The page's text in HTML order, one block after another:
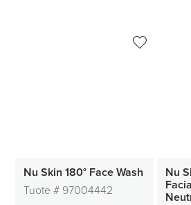
Nu Skin 180° Face Wash
Tuote # 97004442
Nu